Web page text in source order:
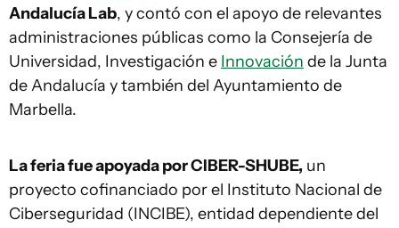
Andalucía Lab, y contó con el apoyo de relevantes
administraciones públicas como la Consejería de
Universidad, Investigación e Innovación de la Junta
de Andalucía y también del Ayuntamiento de
Marbella.
La feria fue apoyada por CIBER-SHUBE, un
proyecto cofinanciado por el Instituto Nacional de
Ciberseguridad (INCIBE), entidad dependiente del